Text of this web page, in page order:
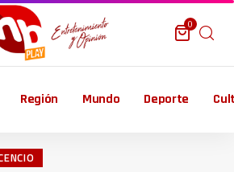
0
Región Mundo Deporte